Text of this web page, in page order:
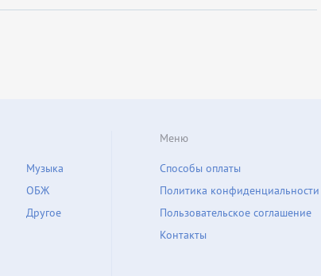
Музыка
ОБЖ
Другое
Меню
Способы оплаты
Политика конфиденциальности
Пользовательское соглашение
Контакты